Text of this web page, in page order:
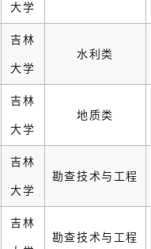
大学
吉林
大学
水利类
吉林
大学
地质类
吉林
大学
勘查技术与工程
吉林
勘查技术与工程